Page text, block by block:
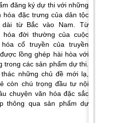
đăng ký dự thi với những
hóa đặc trưng của dân tộc
dài từ Bắc vào Nam. Từ
hóa đời thường của cuộc
cổ truyền của truyền
lồng ghép hài hòa với
trong các sản phẩm dự thi.
những chủ đề mới lạ,
còn chú trọng đầu tư nội
chuyện văn hóa đặc sắc
thông qua sản phẩm dự